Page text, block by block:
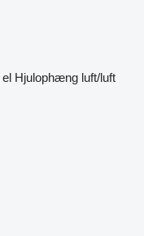
el Hjulophæng luft/luft